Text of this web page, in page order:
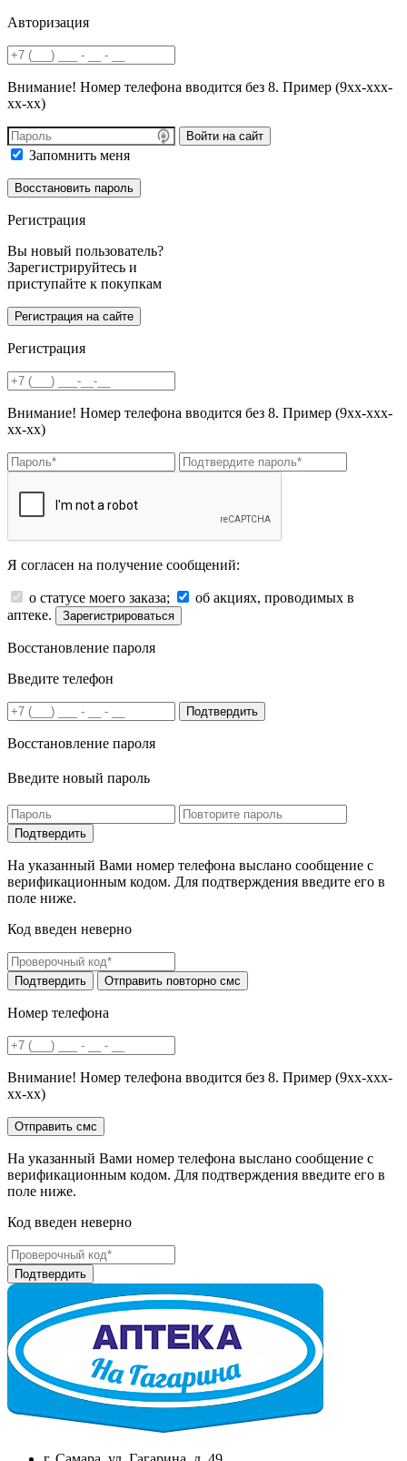
Авторизация
Внимание! Номер телефона вводится без 8. Пример (9хх-ххх-
хх-хх)
Войти на сайт
Запомнить меня
Регистрация
Вы новый пользователь?
Зарегистрируйтесь и
приступайте к покупкам
Регистрация
Внимание! Номер телефона вводится без 8. Пример (9хх-ххх-
хх-хх)
Я согласен на получение сообщений:
о статусе моего заказа;
об акциях, проводимых в
аптеке.
Зарегистрироваться
Восстановление пароля
Введите телефон
Подтвердить
Восстановление пароля
Введите новый пароль
На указанный Вами номер телефона выслано сообщение с
верификационным кодом. Для подтверждения введите его в
поле ниже.
Код введен неверно
Номер телефона
Внимание! Номер телефона вводится без 8. Пример (9хх-ххх-
хх-хх)
На указанный Вами номер телефона выслано сообщение с
верификационным кодом. Для подтверждения введите его в
поле ниже.
Код введен неверно